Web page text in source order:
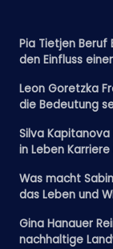
Pia Tietjen Beruf
den Einfluss
Leon Goretzka
die Bedeutung
Silva
in Leben Karriere
Was macht
das Leben und
Gina Hanauer
nachhaltige